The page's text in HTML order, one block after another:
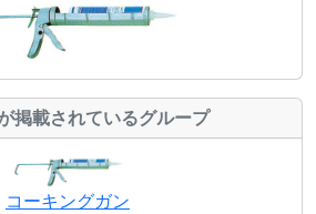
掲載されているグループ
コーキングガン